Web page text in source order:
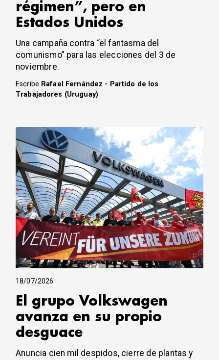
régimen”, pero en
Estados Unidos
Una campaña contra “el fantasma del
comunismo” para las elecciones del 3 de
noviembre.
Escribe Rafael Fernández - Partido de los
Trabajadores (Uruguay)
18/07/2026
El grupo Volkswagen
avanza en su propio
desguace
Anuncia cien mil despidos, cierre de plantas y